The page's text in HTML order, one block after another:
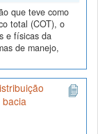
que teve como
total (COT), o
e físicas da
de manejo,